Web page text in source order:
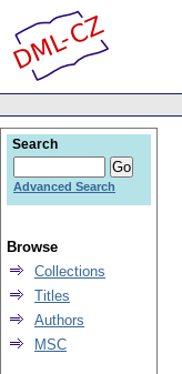
Search
Advanced Search
Browse
Collections
Titles
Authors
MSC